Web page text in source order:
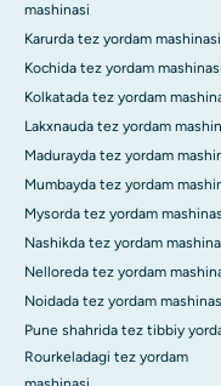
mashinasi
Karurda tez yordam mashinasi
Kochida tez yordam mashinasi
Kolkatada tez yordam
Lakxnauda tez yordam
Madurayda tez yordam
Mumbayda tez yordam
Mysorda tez yordam
Nashikda tez yordam
Nelloreda tez yordam
Noidada tez yordam
Pune shahrida tez tibbiy
Rourkeladagi tez yordam